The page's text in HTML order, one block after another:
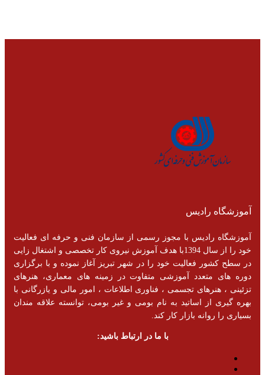
آموزشگاه رادیس
آموزشگاه رادیس با مجوز رسمی از سازمان فنی و حرفه ای فعالیت
خود را از سال 1394با هدف آموزش نیروی کار تخصصی و اشتغال زایی
در سطح کشور فعالیت خود را در شهر تبریز آغاز نموده و با برگزاری
دوره های متعدد آموزشی متفاوت در زمینه های معماری، هنرهای
تزئینی ، هنرهای تجسمی ، فناوری اطلاعات ، امور مالی و یازرگانی با
بهره گیری از اساتید به نام بومی و غیر بومی، توانسته علاقه مندان
بسیاری را روانه بازار کار کند.
با ما در ارتباط باشید: